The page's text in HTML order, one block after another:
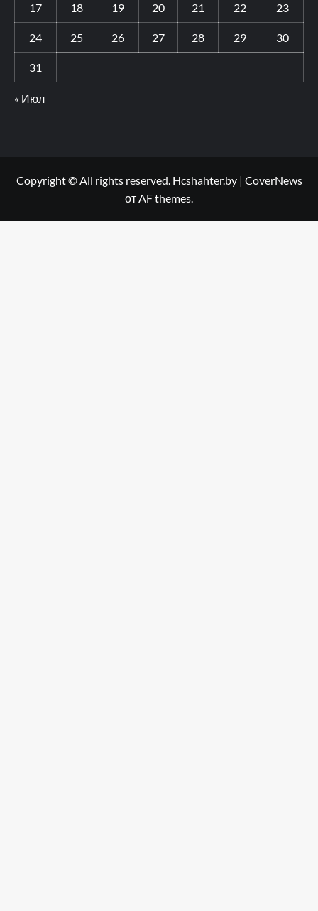
17 18 19 20 21 22 23
24 25 26 27 28 29 30
31
« Июл
Copyright © All rights reserved. Hcshahter.by | CoverNews
от AF themes.